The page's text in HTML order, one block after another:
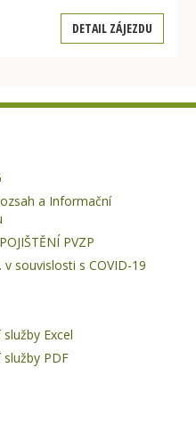
DETAIL ZÁJEZDU
a Informační
PVZP
souvislosti s COVID-19
Excel
PDF